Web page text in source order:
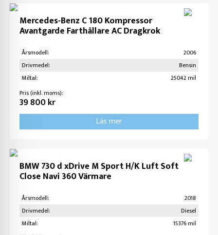
Mercedes-Benz C 180 Kompressor
Avantgarde Farthållare AC Dragkrok
Årsmodell:
2006
Drivmedel:
Bensin
Miltal:
25042 mil
Pris (inkl. moms):
39 800 kr
Läs mer
BMW 730 d xDrive M Sport H/K Luft Soft
Close Navi 360 Värmare
Årsmodell:
2018
Drivmedel:
Diesel
Miltal:
15376 mil